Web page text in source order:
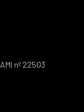
AMI nº 22503